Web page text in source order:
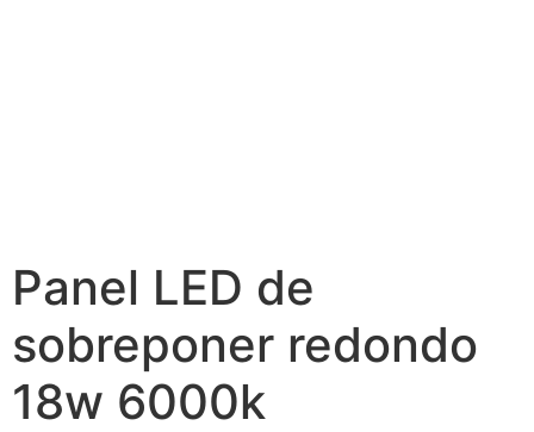
Panel LED de
sobreponer redondo
18w 6000k